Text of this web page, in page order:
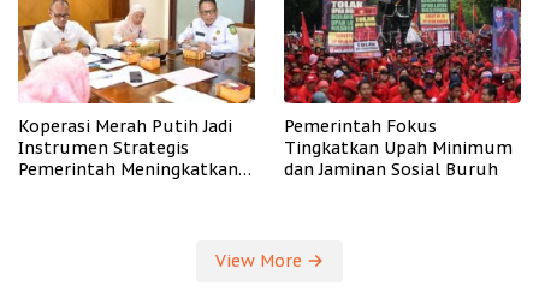
Koperasi Merah Putih Jadi
Instrumen Strategis
Pemerintah Meningkatkan
Pemerintah Fokus
Tingkatkan Upah Minimum
dan Jaminan Sosial Buruh
View More